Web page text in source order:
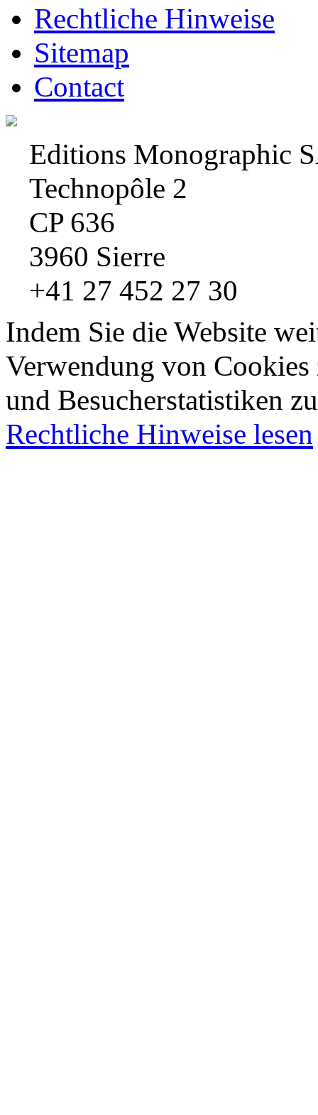
Rechtliche Hinweise
Sitemap
Contact
Editions Monographic
Technopôle 2
CP 636
3960 Sierre
+41 27 452 27 30
Indem Sie die Website
Verwendung von
und Besucherstatistiken
Rechtliche Hinweise lesen